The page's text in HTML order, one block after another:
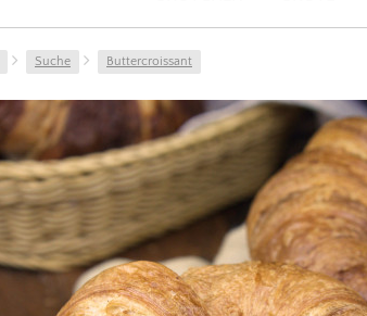
Suche Buttercroissant